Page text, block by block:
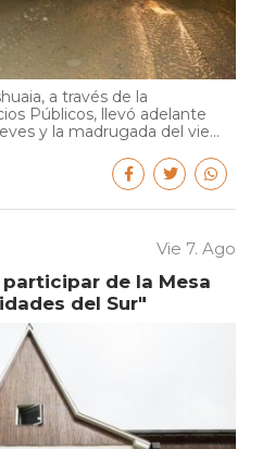
a través de la
Públicos, llevó adelante
y la madrugada del vie...
Vie 7. Ago
de la Mesa
del Sur"